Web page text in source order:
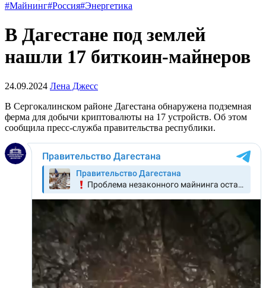
#Майнинг#Россия#Энергетика
В Дагестане под землей
нашли 17 биткоин-майнеров
24.09.2024 Лена Джесс
В Сергокалинском районе Дагестана обнаружена подземная
ферма для добычи криптовалюты на 17 устройств. Об этом
сообщила пресс-служба правительства республики.